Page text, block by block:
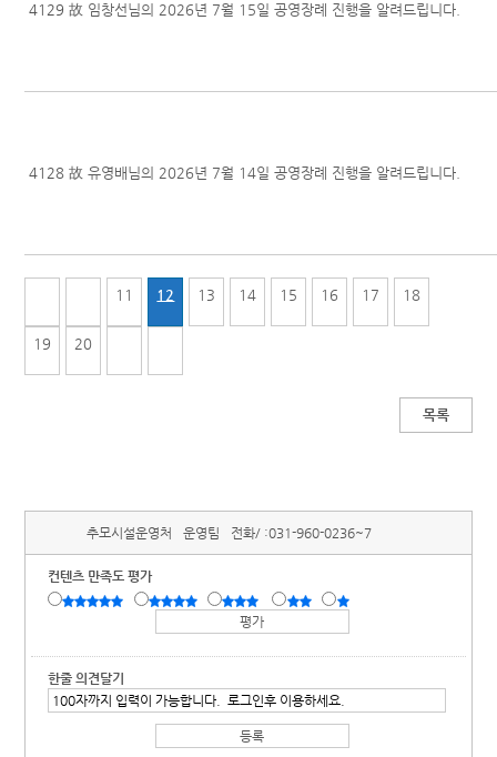
4129 故 임창선님의 2026년 7월 15일 공영장례 진행을 알려드립니다.
4128 故 유영배님의 2026년 7월 14일 공영장례 진행을 알려드립니다.
11 12 13 14 15 16 17 18
19 20
목록
추모시설운영처 운영팀 전화/ :031-960-0236~7
컨텐츠 만족도 평가
한줄 의견달기